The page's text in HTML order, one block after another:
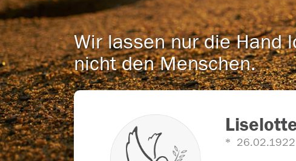
Wir lassen nur die Hand
nicht den Menschen.
26.02.1922